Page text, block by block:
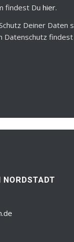
findest Du hier.
Deiner Daten
Datenschutz findest
NORDSTADT